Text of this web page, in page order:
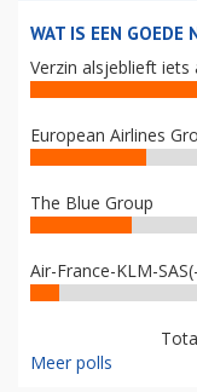
WAT IS EEN GOEDE
Verzin alsjeblieft iets
European Airlines
The Blue Group
Air-France-KLM-
Meer polls